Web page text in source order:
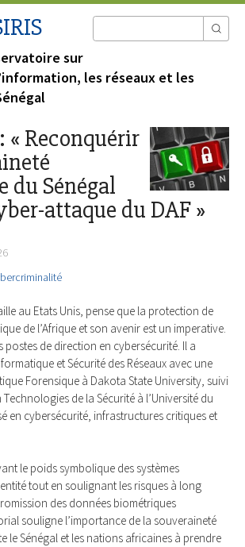
sur
les réseaux et les
« Reconquérir
du Sénégal
attaque du DAF »
au Etats Unis, pense que la protection de
de l’Afrique et son avenir est un imperative.
postes de direction en cybersécurité. Il a
et Sécurité des Réseaux avec une
Forensique à Dakota State University, suivi
Technologies de la Sécurité à l’Université du
en cybersécurité, infrastructures critiques et
le poids symbolique des systèmes
tout en soulignant les risques à long
des données biométriques
souligne l’importance de la souveraineté
le Sénégal et les nations africaines à prendre